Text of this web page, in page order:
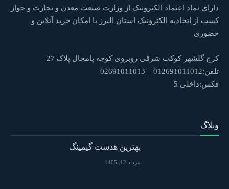
دارای نماد اعتماد الکترونیک از وزارت صنعت معدن و تجارت و جواز
کسب از اتحادیه الکترونیک استان البرز با امکان خرید آنلاین و
حضوری
کرج گلشهر کوکب شرقی روبروی کوچه پامچال پلاک 27
تلفن:012691011012 – 02691011013
فکس:داخلی 5
وبلاگ
بهترین هدست گیمینگ
مرداد 12, 1405